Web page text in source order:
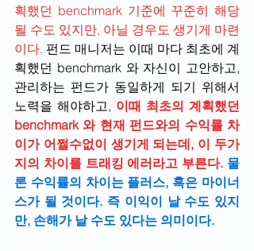
획했던 benchmark 기준에 꾸준히 해당
될 수도 있지만, 아닐 경우도 생기게 마련
이다. 펀드 매니저는 이때 마다 최초에 계
획했던 benchmark 와 자신이 고안하고,
관리하는 펀드가 동일하게 되기 위해서
노력을 해야하고, 이때 최초의 계획했던
benchmark 와 현재 펀드와의 수익률 차
이가 어쩔수없이 생기게 되는데, 이 두가
지의 차이를 트래킹 에러라고 부른다. 물
론 수익률의 차이는 플러스, 혹은 마이너
스가 될 것이다. 즉 이익이 날 수도 있지
만, 손해가 날 수도 있다는 의미이다.